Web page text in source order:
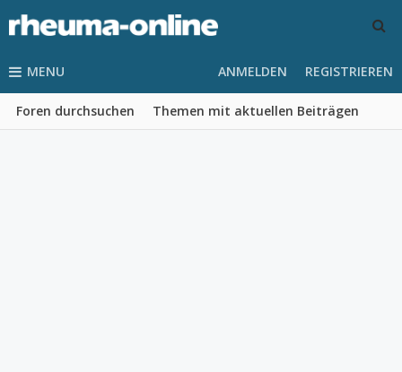
MENU
Foren durchsuchen Themen mit aktuellen Beiträgen
ANMELDEN REGISTRIEREN